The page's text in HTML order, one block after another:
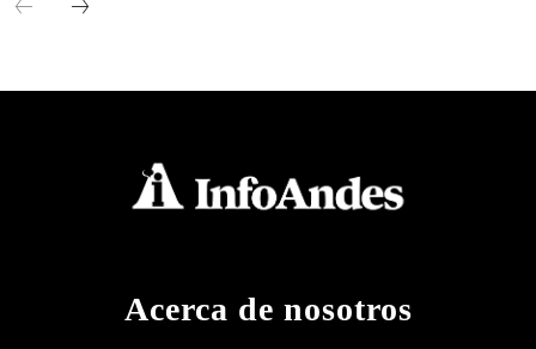
Acerca de nosotros